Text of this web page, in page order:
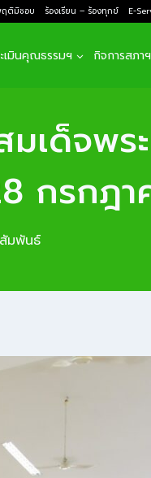
ฤติมิชอบ ร้องเรียน – ร้องทุกข์ E-
เมินคุณธรรมฯ กิจการสภาฯ
เด็จพร
กรกฎ
มพันธ์